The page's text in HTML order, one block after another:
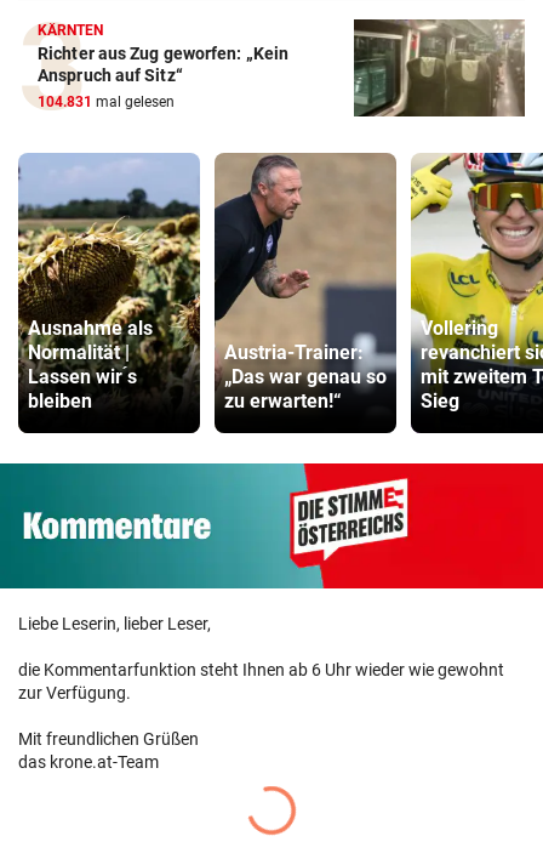
KÄRNTEN
Richter aus Zug geworfen: „Kein
Anspruch auf Sitz“
104.831 mal gelesen
Ausnahme als
Normalität |
Lassen wir ́s
bleiben
Austria-Trainer:
„Das war genau so
zu erwarten!“
Vollering
revanchiert
mit zweitem
Sieg
Liebe Leserin, lieber Leser,
die Kommentarfunktion steht Ihnen ab 6 Uhr wieder wie gewohnt
zur Verfügung.
Mit freundlichen Grüßen
das krone.at-Team